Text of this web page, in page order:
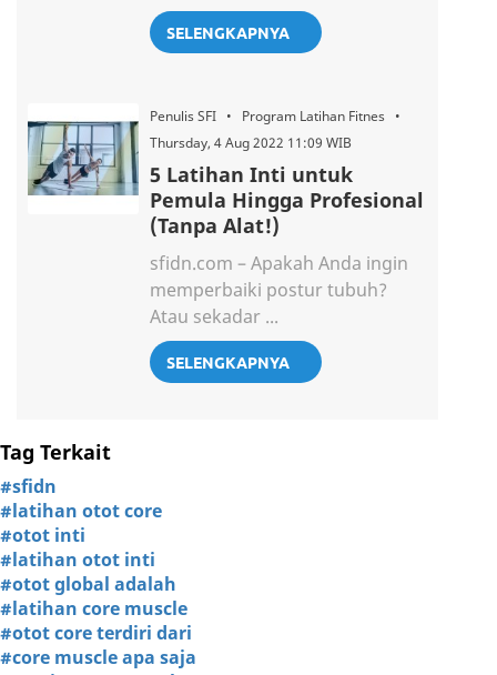
SELENGKAPNYA
Penulis SFI • Program Latihan Fitnes •
Thursday, 4 Aug 2022 11:09 WIB
5 Latihan Inti untuk
Pemula Hingga Profesional
(Tanpa Alat!)
sfidn.com – Apakah Anda ingin
memperbaiki postur tubuh?
Atau sekadar ...
SELENGKAPNYA
Tag Terkait
#sfidn
#latihan otot core
#otot inti
#latihan otot inti
#otot global adalah
#latihan core muscle
#otot core terdiri dari
#core muscle apa saja